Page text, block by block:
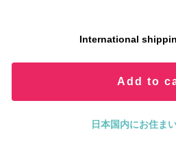
International
Add to
日本国内にお住ま